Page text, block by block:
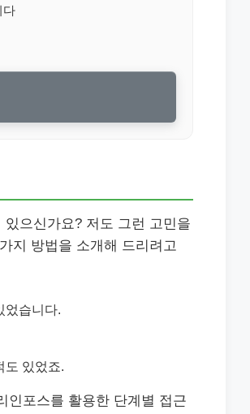
다
으신가요? 저도 그런 고민을
지 방법을 소개해 드리려고
었습니다.
도 있었죠.
인포스를 활용한 단계별 접근